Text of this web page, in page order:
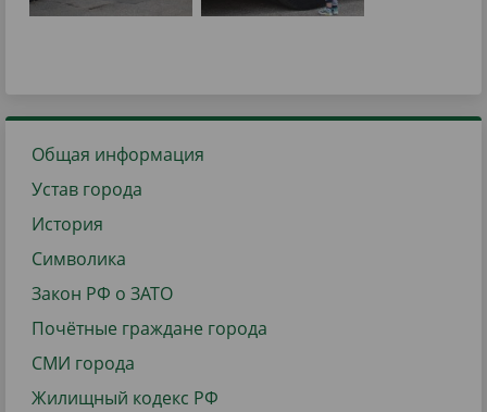
Общая информация
Устав города
История
Символика
Закон РФ о ЗАТО
Почётные граждане города
СМИ города
Жилищный кодекс РФ